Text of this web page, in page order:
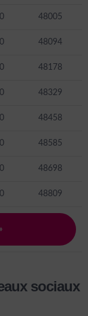
0 48005
0 48094
0 48178
0 48329
0 48458
0 48585
0 48698
0 48809
sociaux